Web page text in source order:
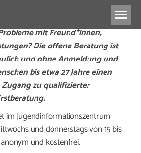
mit Freund*innen,
Die offene Beratung ist
und ohne Anmeldung und
bis etwa 27 Jahre einen
zu qualifizierter
im Jugendinformationszentrum
und donnerstags von 15 bis
und kostenfrei.